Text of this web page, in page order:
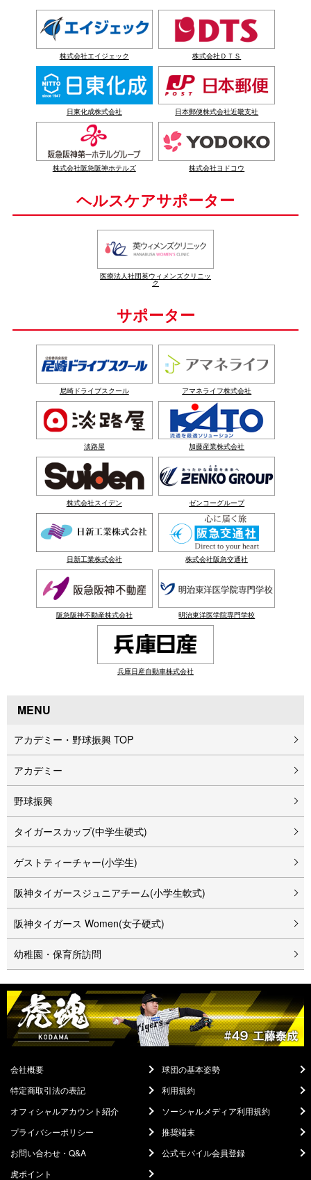
株式会社エイジェック 株式会社ＤＴＳ
日東化成株式会社 日本郵便株式会社近畿支社
株式会社阪急阪神ホテルズ 株式会社ヨドコウ
ヘルスケアサポーター
医療法人社団英ウィメンズクリニッ
ク
サポーター
尼崎ドライブスクール アマネライフ株式会社
淡路屋 加藤産業株式会社
株式会社スイデン ゼンコーグループ
日新工業株式会社 株式会社阪急交通社
阪急阪神不動産株式会社 明治東洋医学院専門学校
兵庫日産自動車株式会社
MENU
アカデミー・野球振興 TOP
アカデミー
野球振興
タイガースカップ(中学生硬式)
ゲストティーチャー(小学生)
阪神タイガースジュニアチーム(小学生軟式)
阪神タイガース Women(女子硬式)
幼稚園・保育所訪問
会社概要
球団の基本姿勢
特定商取引法の表記
利用規約
オフィシャルアカウント紹介
ソーシャルメディア利用規約
プライバシーポリシー
推奨端末
お問い合わせ・Q&A
公式モバイル会員登録
虎ポイント